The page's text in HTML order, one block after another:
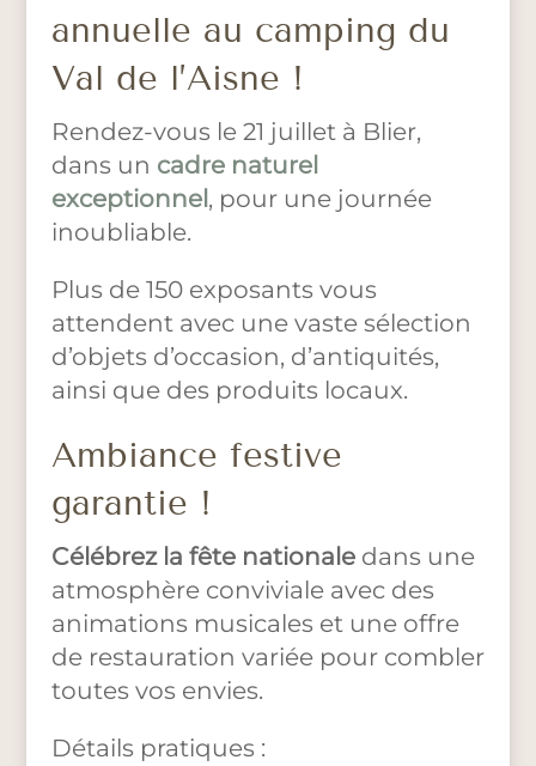
annuelle au camping du
Val de l’Aisne !
Rendez-vous le 21 juillet à Blier,
dans un cadre naturel
exceptionnel, pour une journée
inoubliable.
Plus de 150 exposants vous
attendent avec une vaste sélection
d’objets d’occasion, d’antiquités,
ainsi que des produits locaux.
Ambiance festive
garantie !
Célébrez la fête nationaledans une
atmosphère conviviale avec des
animations musicales et une offre
de restauration variée pour combler
toutes vos envies.
Détails pratiques :